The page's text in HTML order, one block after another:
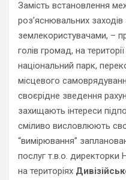
Замість встановлення
роз’яснювальних
землекористувачами, –
голів громад, на
національний парк,
місцевого
своєрідне зведення
захищають інтереси
сміливо висловлюють
“вимірювання”
послуг т.в.о. директорки
на територіях